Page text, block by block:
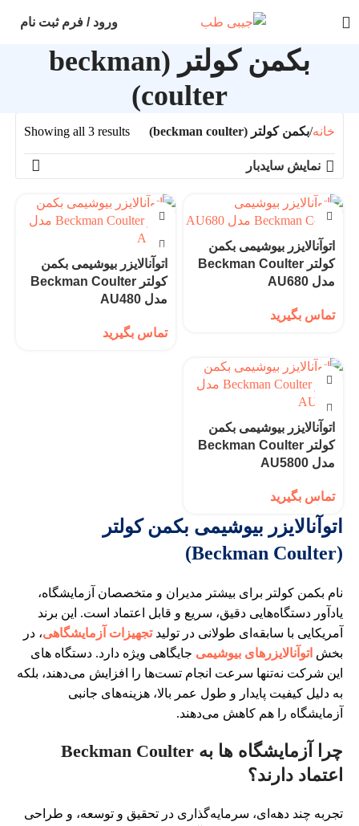
ورود / فرم ثبت نام
بکمن کولتر (beckman
coulter)
خانه بکمن کولتر (beckman coulter) Showing all 3 results
نمایش سایدبار
اتوآنالایزر بیوشیمی بکمن
کولتر Beckman Coulter
مدل AU680
تماس بگیرید
اتوآنالایزر بیوشیمی بکمن
کولتر Beckman Coulter
مدل AU480
تماس بگیرید
اتوآنالایزر بیوشیمی بکمن
کولتر Beckman Coulter
مدل AU5800
تماس بگیرید
اتوآنالایزر بیوشیمی بکمن کولتر
(Beckman Coulter)
نام بکمن کولتر برای بیشتر مدیران و متخصصان آزمایشگاه،
یادآور دستگاه‌هایی دقیق، سریع و قابل اعتماد است. این برند
آمریکایی با سابقه‌ای طولانی در تولیدتجهیزات آزمایشگاهی، در
بخش اتوآنالایزرهای بیوشیمی جایگاهی ویژه دارد. دستگاه‌ های
این شرکت نه‌تنها سرعت انجام تست‌ها را افزایش می‌دهند، بلکه
به دلیل کیفیت پایدار و طول عمر بالا، هزینه‌های جانبی
آزمایشگاه را هم کاهش می‌دهند.
چرا آزمایشگاه‌ ها به Beckman Coulter
اعتماد دارند؟
تجربه چند دهه‌ای، سرمایه‌گذاری در تحقیق و توسعه، و طراحی